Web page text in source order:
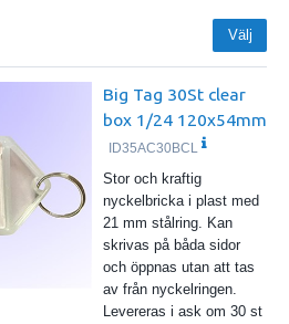
Välj
Big Tag 30St clear
box 1/24 120x54mm
ID35AC30BCL
Stor och kraftig
nyckelbricka i plast med
21 mm stålring. Kan
skrivas på båda sidor
och öppnas utan att tas
av från nyckelringen.
Levereras i ask om 30 st